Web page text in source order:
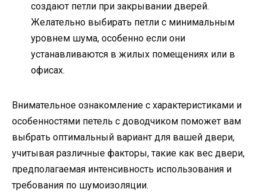
создают петли при закрывании дверей.
Желательно выбирать петли с минимальным
уровнем шума, особенно если они
устанавливаются в жилых помещениях или в
офисах.
Внимательное ознакомление с характеристиками и
особенностями петель с доводчиком поможет вам
выбрать оптимальный вариант для вашей двери,
учитывая различные факторы, такие как вес двери,
предполагаемая интенсивность использования и
требования по шумоизоляции.